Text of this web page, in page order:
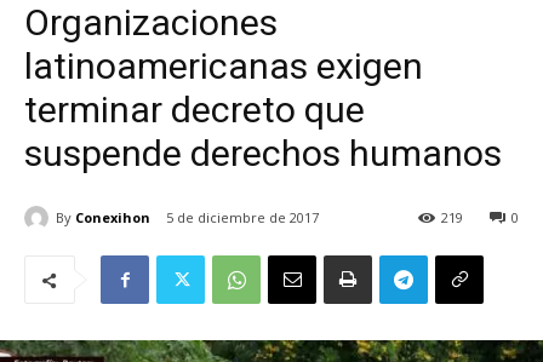
Organizaciones
latinoamericanas exigen
terminar decreto que
suspende derechos humanos
By Conexihon 5 de diciembre de 2017 0
219